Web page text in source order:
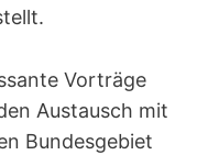
Vorträge
Austausch mit
Bundesgebiet